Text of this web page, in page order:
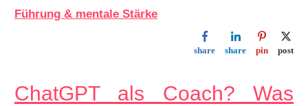
Führung & mentale Stärke
share share pin post
ChatGPT als Coach? Was